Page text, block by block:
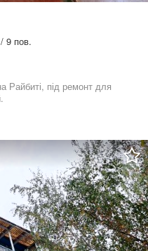
9 пов.
Райбиті, під ремонт для